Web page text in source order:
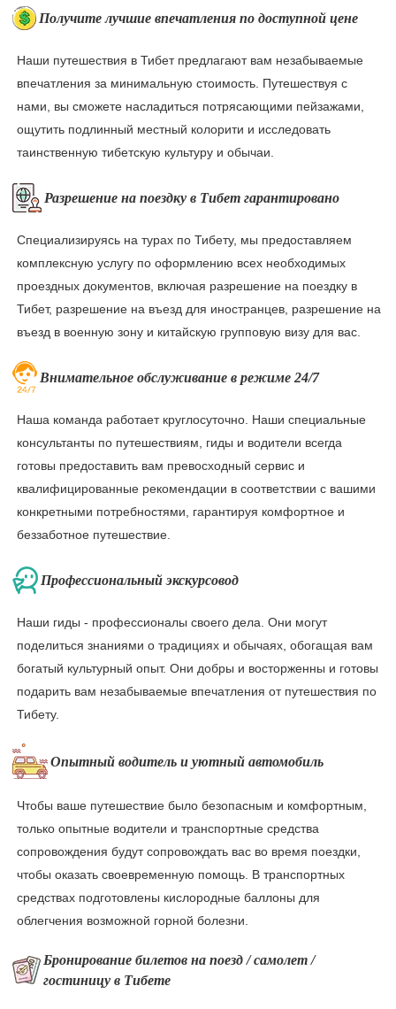
Получите лучшие впечатления по доступной цене
Наши путешествия в Тибет предлагают вам незабываемые
впечатления за минимальную стоимость. Путешествуя с
нами, вы сможете насладиться потрясающими пейзажами,
ощутить подлинный местный колорити и исследовать
таинственную тибетскую культуру и обычаи.
Разрешение на поездку в Тибет гарантировано
Специализируясь на турах по Тибету, мы предоставляем
комплексную услугу по оформлению всех необходимых
проездных документов, включая разрешение на поездку в
Тибет, разрешение на въезд для иностранцев, разрешение на
въезд в военную зону и китайскую групповую визу для вас.
Внимательное обслуживание в режиме 24/7
Наша команда работает круглосуточно. Наши специальные
консультанты по путешествиям, гиды и водители всегда
готовы предоставить вам превосходный сервис и
квалифицированные рекомендации в соответствии с вашими
конкретными потребностями, гарантируя комфортное и
беззаботное путешествие.
Профессиональный экскурсовод
Наши гиды - профессионалы своего дела. Они могут
поделиться знаниями о традициях и обычаях, обогащая вам
богатый культурный опыт. Они добры и восторженны и готовы
подарить вам незабываемые впечатления от путешествия по
Тибету.
Опытный водитель и уютный автомобиль
Чтобы ваше путешествие было безопасным и комфортным,
только опытные водители и транспортные средства
сопровождения будут сопровождать вас во время поездки,
чтобы оказать своевременную помощь. В транспортных
средствах подготовлены кислородные баллоны для
облегчения возможной горной болезни.
Бронирование билетов на поезд / самолет /
гостиницу в Тибете